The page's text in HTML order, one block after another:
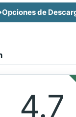
Opciones de
4.7